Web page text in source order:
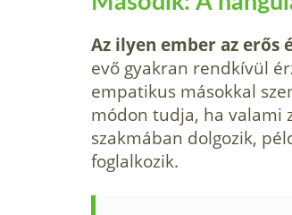
Az ilyen ember az erős
evő gyakran rendkívül
empatikus másokkal
módon tudja, ha valami
szakmában dolgozik,
foglalkozik.